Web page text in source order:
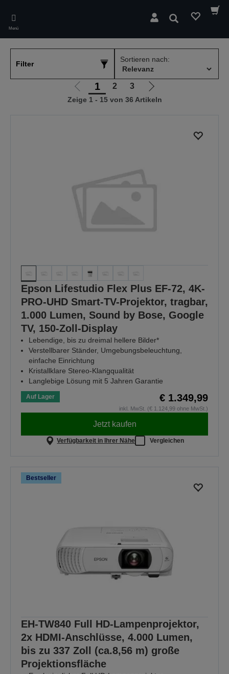
main
content
Menü
Suchen
Filter
Sortieren nach:
Zur
vorherigen
1 2 3
Zur
nächsten
Zeige 1 - 15 von 36 Artikeln
Epson Lifestudio Flex Plus EF-72, 4K-
PRO-UHD Smart-TV-Projektor, tragbar,
1.000 Lumen, Sound by Bose, Google
TV, 150-Zoll-Display
Lebendige, bis zu dreimal hellere Bilder*
Verstellbarer Ständer, Umgebungsbeleuchtung,
einfache Einrichtung
Kristallklare Stereo-Klangqualität
Langlebige Lösung mit 5 Jahren Garantie
Auf Lager € 1.349,99
inkl. MwSt. (€ 1.124,99 ohne MwSt.)
Jetzt kaufen
Verfügbarkeit in Ihrer Nähe Vergleichen
Bestseller
EH-TW840 Full HD-Lampenprojektor,
2x HDMI-Anschlüsse, 4.000 Lumen,
bis zu 337 Zoll (ca.8,56 m) große
Projektionsfläche